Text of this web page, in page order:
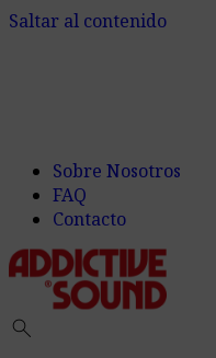
Saltar al contenido
Sobre Nosotros
FAQ
Contacto
search